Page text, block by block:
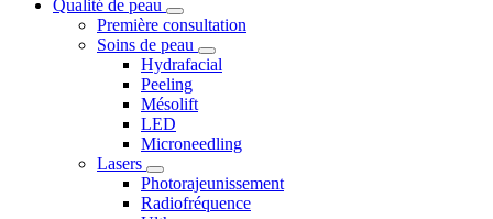
Qualité de peau
Première consultation
Soins de peau
Hydrafacial
Peeling
Mésolift
LED
Microneedling
Lasers
Photorajeunissement
Radiofréquence